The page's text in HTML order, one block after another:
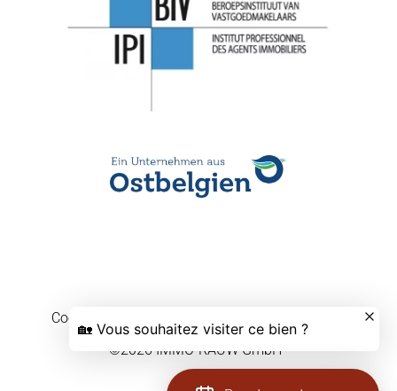
Cookievoorkeuren wijzigen
©2026 IMMO-RAUW GmbH